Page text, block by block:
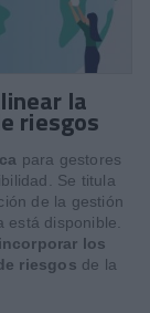
la
riesgos
para gestores
Se titula
de la gestión
disponible.
incorporar los
riesgos de la